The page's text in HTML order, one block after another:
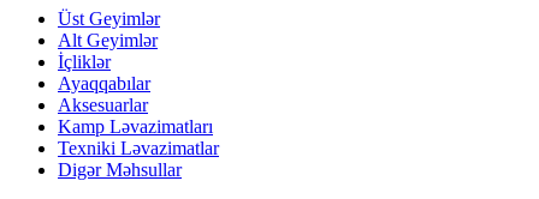
Üst Geyimlər
Alt Geyimlər
İçliklər
Ayaqqabılar
Aksesuarlar
Kamp Ləvazimatları
Texniki Ləvazimatlar
Digər Məhsullar